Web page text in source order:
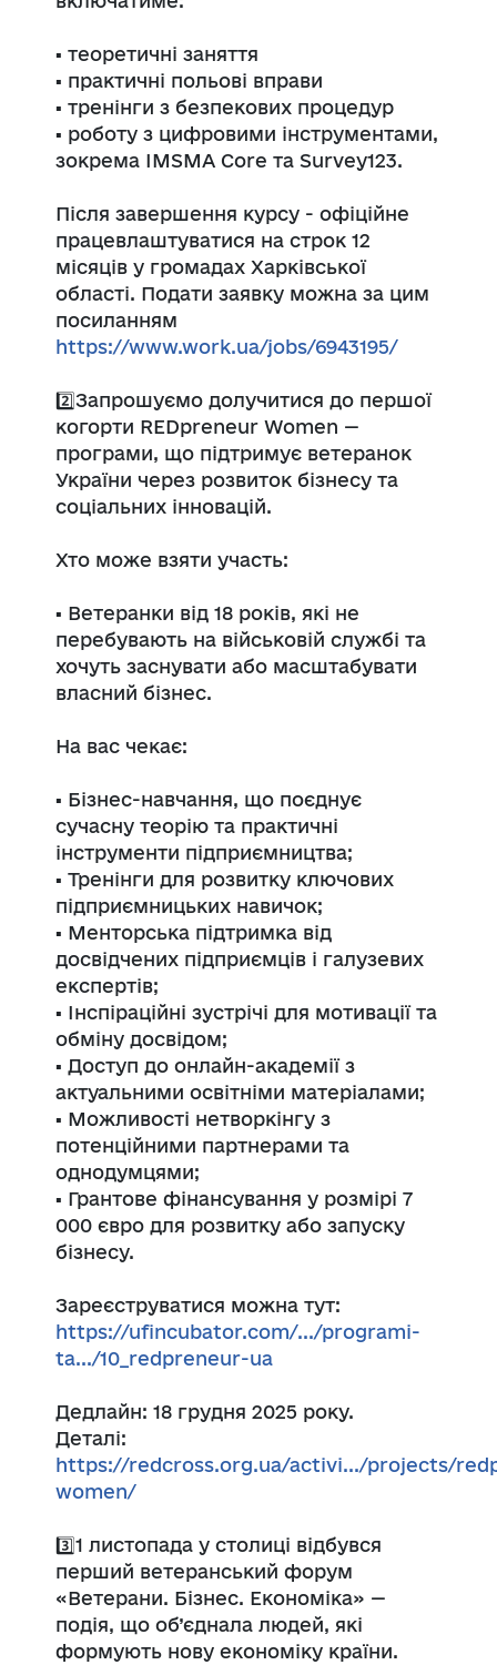
▪️ теоретичні заняття
▪️ практичні польові вправи
▪️ тренінги з безпекових процедур
▪️ роботу з цифровими інструментами,
зокрема IMSMA Core та Survey123.
Після завершення курсу - офіційне
працевлаштуватися на строк 12
місяців у громадах Харківської
області. Подати заявку можна за цим
посиланням
https://www.work.ua/jobs/6943195/
2️⃣Запрошуємо долучитися до першої
когорти REDpreneur Women —
програми, що підтримує ветеранок
України через розвиток бізнесу та
соціальних інновацій.
Хто може взяти участь:
▪️ Ветеранки від 18 років, які не
перебувають на військовій службі та
хочуть заснувати або масштабувати
власний бізнес.
На вас чекає:
▪️ Бізнес-навчання, що поєднує
сучасну теорію та практичні
інструменти підприємництва;
▪️ Тренінги для розвитку ключових
підприємницьких навичок;
▪️ Менторська підтримка від
досвідчених підприємців і галузевих
експертів;
▪️ Інспіраційні зустрічі для мотивації та
обміну досвідом;
▪️ Доступ до онлайн-академії з
актуальними освітніми матеріалами;
▪️ Можливості нетворкінгу з
потенційними партнерами та
однодумцями;
▪️ Грантове фінансування у розмірі 7
000 євро для розвитку або запуску
бізнесу.
Зареєструватися можна тут:
https://ufincubator.com/.../programi-
ta.../10_redpreneur-ua
Дедлайн: 18 грудня 2025 року.
Деталі:
https://redcross.org.ua/activi.../projects/
women/
3️⃣1 листопада у столиці відбувся
перший ветеранський форум
«Ветерани. Бізнес. Економіка» —
подія, що об’єднала людей, які
формують нову економіку країни.